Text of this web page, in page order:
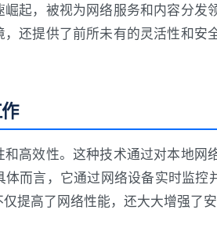
起，被视为网络服务和内容分发
还提供了前所未有的灵活性和安
高效性。这种技术通过对本地网
而言，它通过网络设备实时监控
提高了网络性能，还大大增强了安